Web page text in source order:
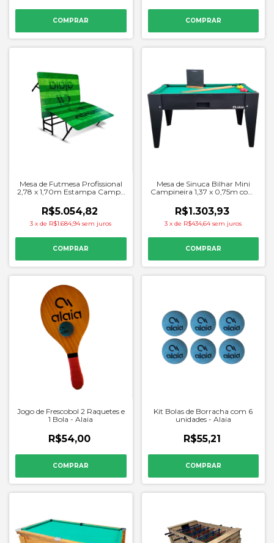
Mesa de Futmesa Profissional
2,78 x 1,70m Estampa Campo
R$5.054,82
3 xde R$1.684,94 sem juros
Mesa de Sinuca Bilhar Mini
Campineira 1,37 x 0,75m com
Alaia
R$1.303,93
3 xde R$434,64 sem juros
Jogo de Frescobol 2 Raquetes e
1 Bola - Alaia
R$54,00
Kit Bolas de Borracha com 6
unidades - Alaia
R$55,21